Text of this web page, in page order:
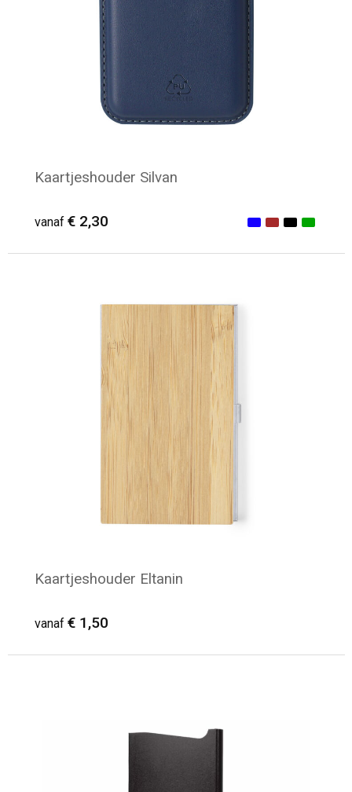
Kaartjeshouder Silvan
vanaf € 2,30
Minimale afname: 33
Kaartjeshouder Eltanin
vanaf € 1,50